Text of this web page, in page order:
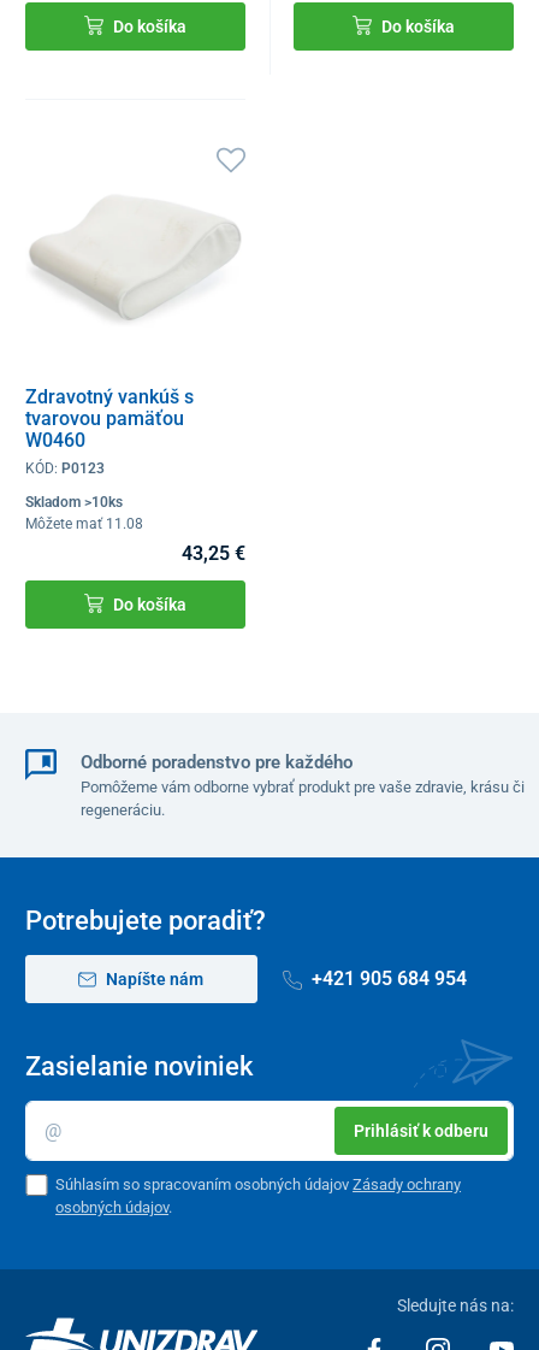
Do košíka Do košíka
Zdravotný vankúš s
tvarovou pamäťou
W0460
KÓD: P0123
Skladom >10ks
Môžete mať 11.08
43,25 €
Do košíka
Odborné poradenstvo pre každého
Pomôžeme vám odborne vybrať produkt pre vaše zdravie, krásu či
regeneráciu.
Potrebujete poradiť?
Napíšte nám +421 905 684 954
Zasielanie noviniek
Prihlásiť k odberu
Súhlasím so spracovaním osobných údajovZásady ochrany
osobných údajov.
Sledujte nás na: